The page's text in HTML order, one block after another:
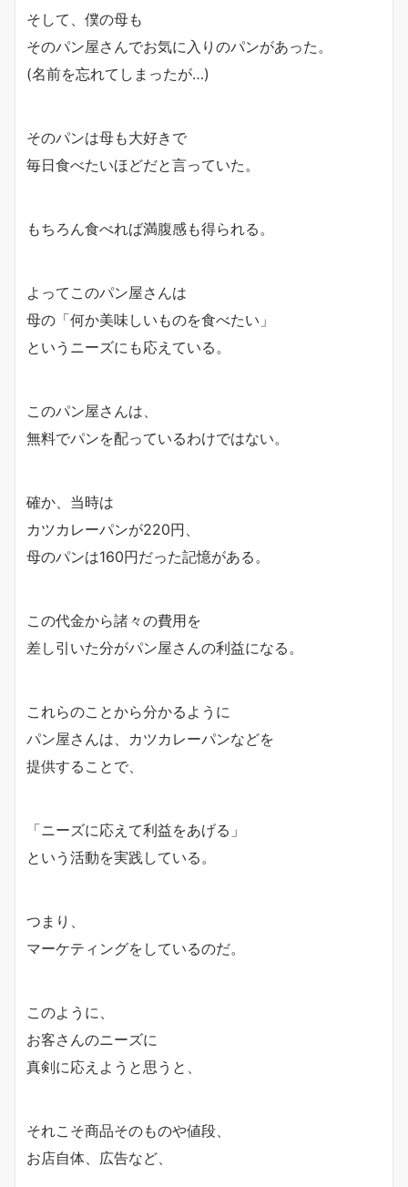
そして、僕の母も
そのパン屋さんでお気に入りのパンがあった。
(名前を忘れてしまったが…)
そのパンは母も大好きで
毎日食べたいほどだと言っていた。
もちろん食べれば満腹感も得られる。
よってこのパン屋さんは
母の「何か美味しいものを食べたい」
というニーズにも応えている。
このパン屋さんは、
無料でパンを配っているわけではない。
確か、当時は
カツカレーパンが220円、
母のパンは160円だった記憶がある。
この代金から諸々の費用を
差し引いた分がパン屋さんの利益になる。
これらのことから分かるように
パン屋さんは、カツカレーパンなどを
提供することで、
「ニーズに応えて利益をあげる」
という活動を実践している。
つまり、
マーケティングをしているのだ。
このように、
お客さんのニーズに
真剣に応えようと思うと、
それこそ商品そのものや値段、
お店自体、広告など、